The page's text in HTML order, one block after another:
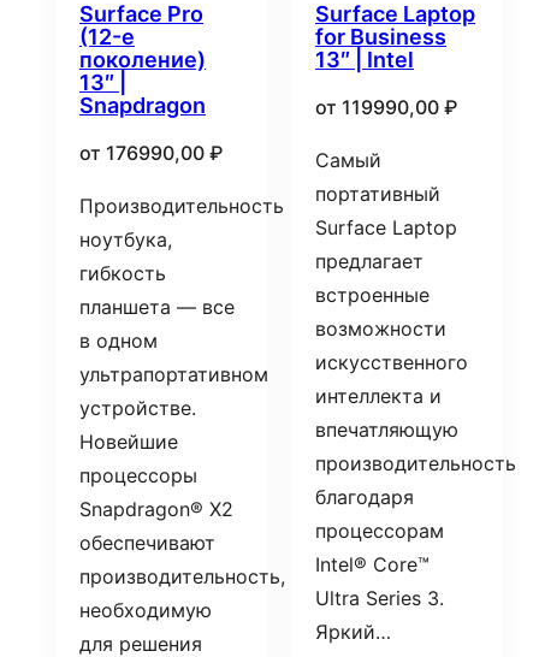
Surface Pro
(12-е
поколение)
13″ |
Snapdragon
от 176990,00 ₽
Производительность
ноутбука,
гибкость
планшета — все
в одном
ультрапортативном
устройстве.
Новейшие
процессоры
Snapdragon® X2
обеспечивают
производительность,
необходимую
для решения
Surface Laptop
for Business
13″ | Intel
от 119990,00 ₽
Самый
портативный
Surface Laptop
предлагает
встроенные
возможности
искусственного
интеллекта и
впечатляющую
производительность
благодаря
процессорам
Intel® Core™
Ultra Series 3.
Яркий…